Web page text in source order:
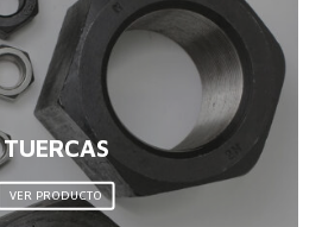
TUERCAS
VER PRODUCTO